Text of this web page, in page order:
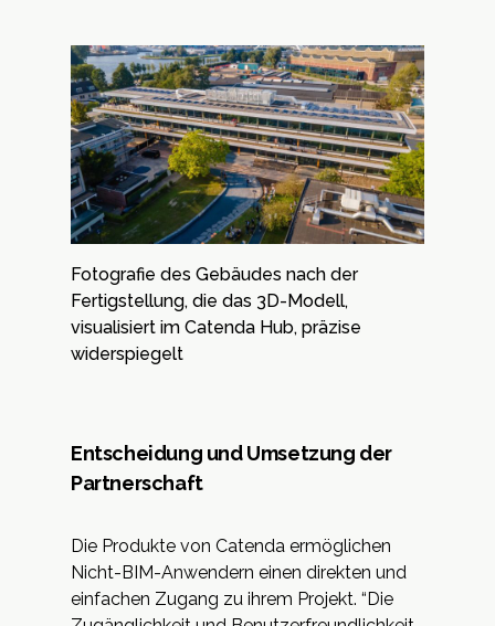
Fotografie des Gebäudes nach der
Fertigstellung, die das 3D-Modell,
visualisiert im Catenda Hub, präzise
widerspiegelt
Entscheidung und Umsetzung der
Partnerschaft
Die Produkte von Catenda ermöglichen
Nicht-BIM-Anwendern einen direkten und
einfachen Zugang zu ihrem Projekt. “Die